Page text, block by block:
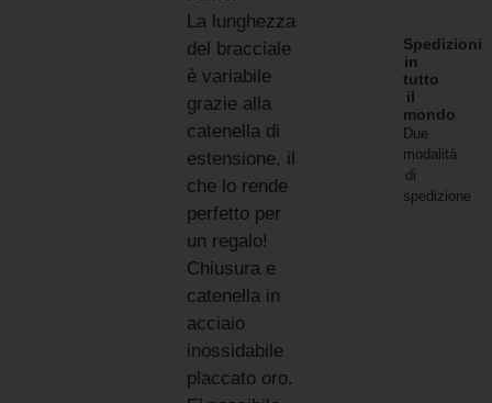
La lunghezza
del bracciale
è variabile
grazie alla
catenella di
estensione, il
che lo rende
perfetto per
un regalo!
Chiusura e
catenella in
acciaio
inossidabile
placcato oro.
Spedizioni
in
tutto
il
mondo
Due
modalità
di
spedizione